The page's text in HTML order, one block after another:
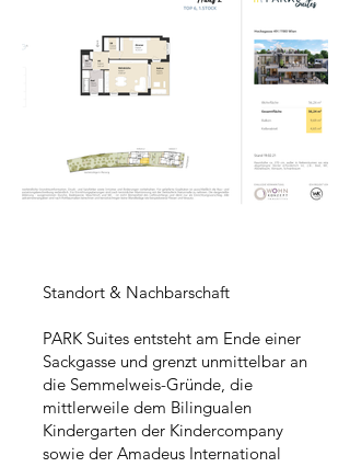
Standort & Nachbarschaft
PARK Suites entsteht am Ende einer
Sackgasse und grenzt unmittelbar an
die Semmelweis-Gründe, die
mittlerweile dem Bilingualen
Kindergarten der Kindercompany
sowie der Amadeus International